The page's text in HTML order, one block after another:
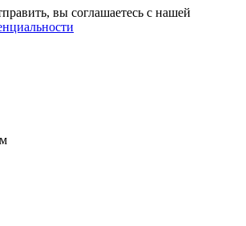
вы соглашаетесь с нашей